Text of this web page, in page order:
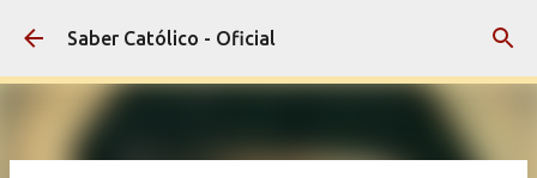
Pular para o conteúdo principal
Saber Católico - Oficial